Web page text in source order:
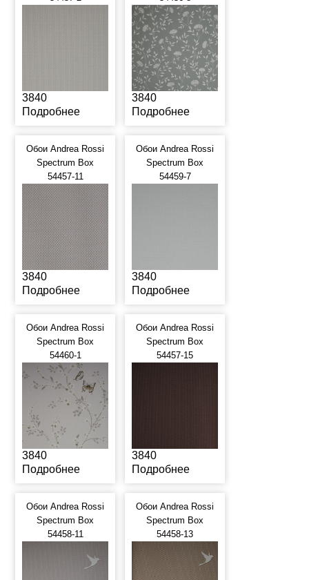
3840
Подробнее
3840
Подробнее
Обои Andrea Rossi
Spectrum Box
54457-11
3840
Подробнее
Обои Andrea Rossi
Spectrum Box
54459-7
3840
Подробнее
Обои Andrea Rossi
Spectrum Box
54460-1
3840
Подробнее
Обои Andrea Rossi
Spectrum Box
54457-15
3840
Подробнее
Обои Andrea Rossi
Spectrum Box
54458-11
Обои Andrea Rossi
Spectrum Box
54458-13